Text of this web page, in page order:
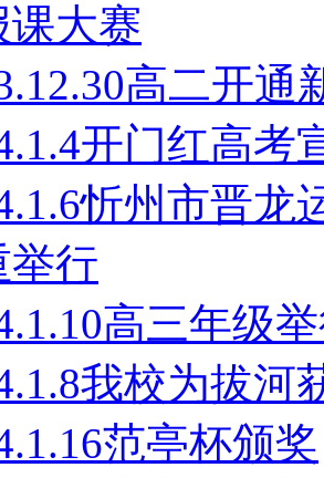
课大赛
高二开通
开门红高考
忻州市晋龙
举行
高三年级
我校为拔河
范亭杯颁奖